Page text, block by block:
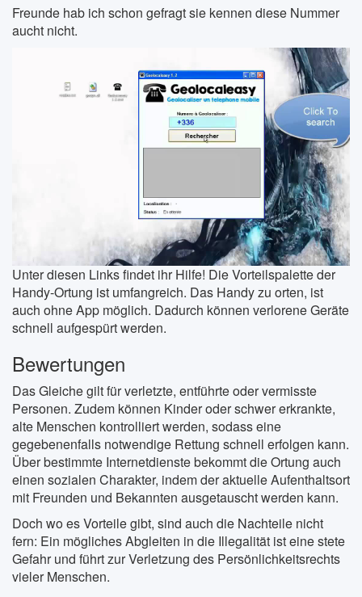
Freunde hab ich schon gefragt sie kennen diese Nummer
aucht nicht.
Unter diesen Links findet ihr Hilfe! Die Vorteilspalette der
Handy-Ortung ist umfangreich. Das Handy zu orten, ist
auch ohne App möglich. Dadurch können verlorene Geräte
schnell aufgespürt werden.
Bewertungen
Das Gleiche gilt für verletzte, entführte oder vermisste
Personen. Zudem können Kinder oder schwer erkrankte,
alte Menschen kontrolliert werden, sodass eine
gegebenenfalls notwendige Rettung schnell erfolgen kann.
Über bestimmte Internetdienste bekommt die Ortung auch
einen sozialen Charakter, indem der aktuelle Aufenthaltsort
mit Freunden und Bekannten ausgetauscht werden kann.
Doch wo es Vorteile gibt, sind auch die Nachteile nicht
fern: Ein mögliches Abgleiten in die Illegalität ist eine stete
Gefahr und führt zur Verletzung des Persönlichkeitsrechts
vieler Menschen.